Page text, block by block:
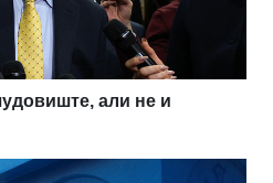
али не и